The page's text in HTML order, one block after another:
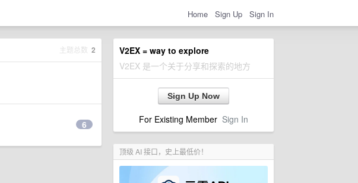
Home Sign Up Sign In
V2EX = way to explore
V2EX 是一个关于分享和探索的地方
Sign Up Now
For Existing Member Sign In
顶级 AI 接口，史上最低价！
主题总数 2
6